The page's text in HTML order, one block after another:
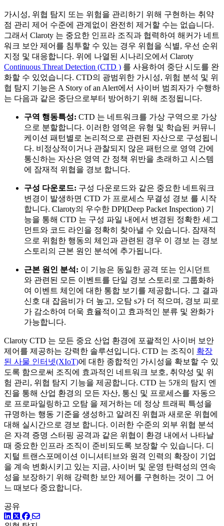
가시성, 위협 탐지 또는 위험을 관리하기 위해 구현하는 취약
점 관리 제어 수준에 관계없이 완전히 제거할 수는 없습니다.
그래서 Claroty 는 중요한 인프라 조직과 협력하여 해커가 네트
워크 보안 제어를 침투할 수 있는 경우 위협을 식별, 우선 순위
지정 및 대응합니다. 위에 나열된 시나리오에서 Claroty
Continuous Threat Detection (CTD ) 를 사용하여 중단 시도를 완
화할 수 있었습니다. CTD의 광범위한 가시성, 위험 분석 및 위
협 탐지 기능은 A Story of an Alert에서 사이버 범죄자가 수행하
는 다음과 같은 중단으로부터 방어하기 위해 조정됩니다.
구역 행동특성: CTD 는 네트워크를 가상 구역으로 가상
으로 분할합니다. 이러한 영역은 유형 및 학습된 커뮤니
케이션 패턴별로 논리적으로 관련된 자산으로 구성됩니
다. 비정상적이거나 관찰되지 않은 패턴으로 영역 간에
통신하는 자산은 영역 간 정책 위반을 초래하고 시스템
에 잠재적 위협을 경보 합니다.
구성 다운로드: 구성 다운로드와 같은 중요한 네트워크
변경이 발생하면 CTD 가 프로세스 무결성 경보 를 시작
합니다. Claroty의 우수한 DPI(Deep Packet Inspection) 기
능을 통해 CTD 는 구성 파일 내에서 변경된 정확한 세그
먼트와 코드 라인을 정확히 찾아낼 수 있습니다. 잠재적
으로 위험한 행동의 체인과 관련된 경우 이 경보 는 경보
스토리의 근본 원인 분석에 추가됩니다.
근본 원인 분석: 이 기능은 동일한 공격 또는 인시던트
와 관련된 모든 이벤트를 단일 경보 스토리로 그룹화하
여 이벤트 체인에 대한 통합 보기를 제공합니다. 그 결과
신호 대 잡음비가 더 높고, 오탐 s가 더 적으며, 경보 피로
가 감소하여 더욱 효율적이고 효과적인 분류 및 완화가
가능합니다.
Claroty CTD 는 모든 중요 산업 환경에 포괄적인 사이버 보안
제어를 제공하는 강력한 솔루션입니다. CTD 는 조직이 확장
된 사물 인터넷(XIoT)에 대한 종합적인 가시성을 확보할 수 있
도록 함으로써 조직에 효과적인 네트워크 보호, 취약성 및 위
험 관리, 위협 탐지 기능을 제공합니다. CTD 는 5개의 탐지 엔
진을 통해 산업 환경의 모든 자산, 통신 및 프로세스를 자동으
로 프로파일링하고 오탐 을 제거하는 데 정상 트래픽 특성을
규명하는 행동 기준을 생성하고 알려진 위협과 새로운 위협에
대해 실시간으로 경보 합니다. 이러한 수준의 외부 위협 분석
은 자격 증명 스터핑 공격과 같은 위협이 환경 내에서 나타날
때 중요한 인프라 조직이 준비되도록 보장할 수 있습니다. 디
지털 트랜스포메이션 이니셔티브와 원격 인력의 확장이 기업
을 계속 변화시키고 있는 지금, 사이버 및 운영 탄력성의 연속
성을 보장하기 위해 강력한 보안 제어를 구현하는 것이 그 어
느 때보다 중요합니다.
공유
링크드인
트위터페이스북